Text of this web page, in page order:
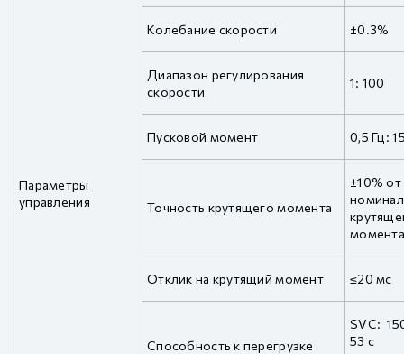
Параметры
управления
Колебание скорости ±0.3%
Диапазон регулирования
скорости
1: 100
Пусковой момент 0,5 Гц:
Точность крутящего момента
±10% от
момента
Отклик на крутящий момент ≤20 мс
Способность к перегрузке
SVC:
53 с